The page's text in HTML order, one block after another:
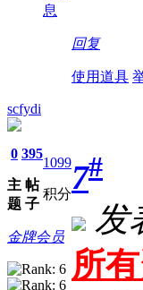
息
回复
使用道具
scfydi
0
主
题
395
帖
子
1099
积分
金牌会员
7#
发
所